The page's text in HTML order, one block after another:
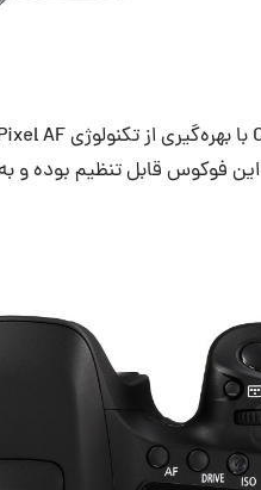
قابل تنظیم بوده و به